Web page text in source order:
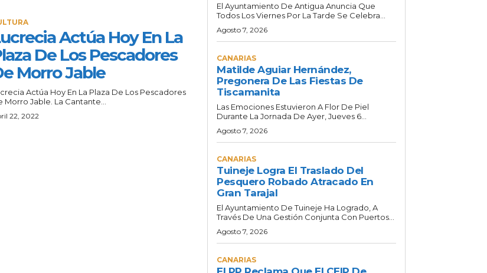
Actúa Hoy En La
De Los Pescadores
Morro Jable
Actúa Hoy En La Plaza De Los Pescadores
Morro Jable. La Cantante...
22, 2022
El Ayuntamiento De Antigua Anuncia Que
Todos Los Viernes Por La Tarde Se Celebra...
Agosto 7, 2026
CANARIAS
Matilde Aguiar Hernández,
Pregonera De Las Fiestas De
Tiscamanita
Las Emociones Estuvieron A Flor De Piel
Durante La Jornada De Ayer, Jueves 6...
Agosto 7, 2026
CANARIAS
Tuineje Logra El Traslado Del
Pesquero Robado Atracado En
Gran Tarajal
El Ayuntamiento De Tuineje Ha Logrado, A
Través De Una Gestión Conjunta Con Puertos...
Agosto 7, 2026
CANARIAS